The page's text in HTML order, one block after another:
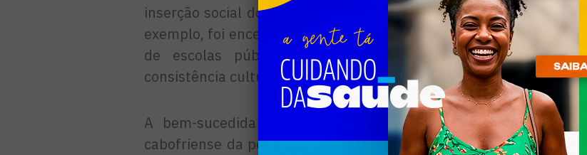
inserção social do seu projeto. O espetáculo teatral “A Ilíada”, por
exemplo, foi encenado gratuitamente, com 12 sessões para alunos
de escolas públicas do município. O projeto tem que ter
consistência cultural e social –afirma o secretário.
A bem-sucedida – com sessões sempre lotadas – montagem
cabofriense da peça originalmente escrita por Homero foi um dos